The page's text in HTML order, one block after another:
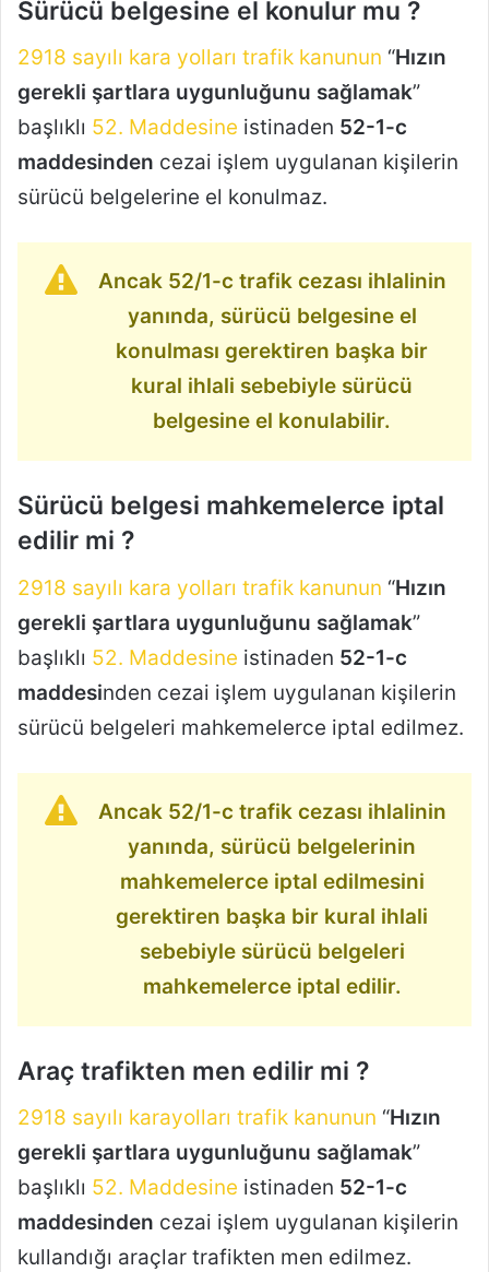
Sürücü belgesine el konulur mu ?
2918 sayılı kara yolları trafik kanunun “Hızın
gerekli şartlara uygunluğunu sağlamak”
başlıklı 52. Maddesine istinaden 52-1-c
maddesinden cezai işlem uygulanan kişilerin
sürücü belgelerine el konulmaz.
Ancak 52/1-c trafik cezası ihlalinin
yanında, sürücü belgesine el
konulması gerektiren başka bir
kural ihlali sebebiyle sürücü
belgesine el konulabilir.
Sürücü belgesi mahkemelerce iptal
edilir mi ?
2918 sayılı kara yolları trafik kanunun “Hızın
gerekli şartlara uygunluğunu sağlamak”
başlıklı 52. Maddesine istinaden 52-1-c
maddesinden cezai işlem uygulanan kişilerin
sürücü belgeleri mahkemelerce iptal edilmez.
Ancak 52/1-c trafik cezası ihlalinin
yanında, sürücü belgelerinin
mahkemelerce iptal edilmesini
gerektiren başka bir kural ihlali
sebebiyle sürücü belgeleri
mahkemelerce iptal edilir.
Araç trafikten men edilir mi ?
2918 sayılı karayolları trafik kanunun “Hızın
gerekli şartlara uygunluğunu sağlamak”
başlıklı 52. Maddesine istinaden 52-1-c
maddesinden cezai işlem uygulanan kişilerin
kullandığı araçlar trafikten men edilmez.